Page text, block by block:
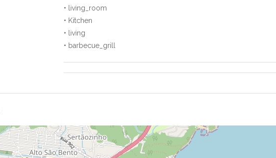
• living_room
• Kitchen
• living
• barbecue_grill